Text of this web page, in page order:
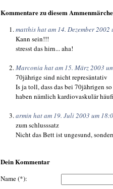
Kommentare zu diesem
matthis hat am 14. Dezember
Kann sein!!!
stresst das hirn... aha!
Marconia hat am 15. März 2003
70jährige sind nicht represäntativ
Is ja toll, dass das bei 70jährigen
haben nämlich kardiovaskulär
armin hat am 19. Juli 2003 um
zum schlusssatz
Nicht das Bett ist ungesund,
Dein Kommentar
Name (*):